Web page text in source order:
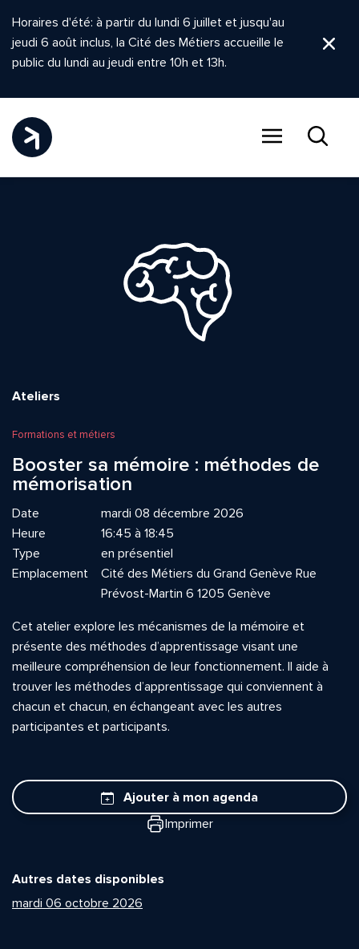
Horaires d'été: à partir du lundi 6 juillet et jusqu'au
jeudi 6 août inclus, la Cité des Métiers accueille le
public du lundi au jeudi entre 10h et 13h.
Ateliers
Formations et métiers
Booster sa mémoire : méthodes de
mémorisation
Date
mardi 08 décembre 2026
Heure
16:45 à 18:45
Type
en présentiel
Emplacement
Cité des Métiers du Grand Genève Rue
Prévost-Martin 6 1205 Genève
Cet atelier explore les mécanismes de la mémoire et
présente des méthodes d’apprentissage visant une
meilleure compréhension de leur fonctionnement. Il aide à
trouver les méthodes d’apprentissage qui conviennent à
chacun et chacun, en échangeant avec les autres
participantes et participants.
Ajouter à mon agenda
Imprimer
Autres dates disponibles
mardi 06 octobre 2026